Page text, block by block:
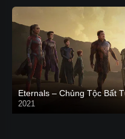
Eternals – Chủng Tộc Bất
2021
Trailer